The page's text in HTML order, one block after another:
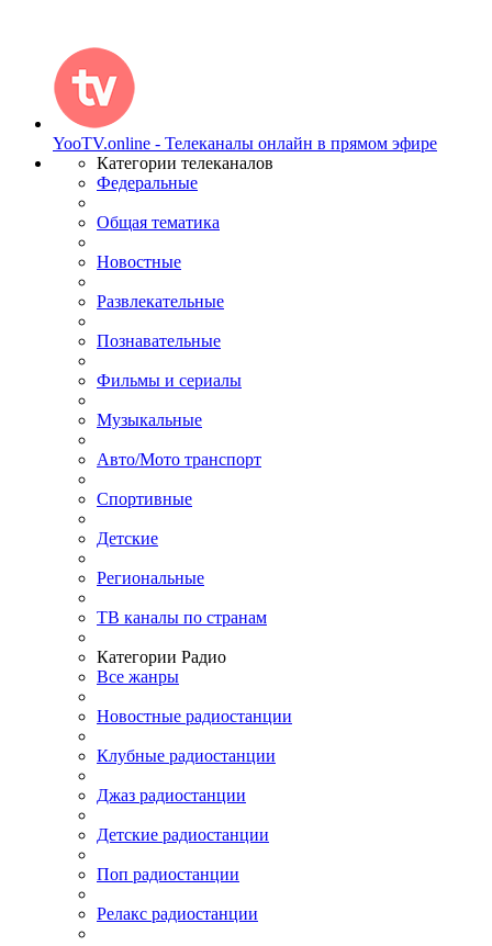
YooTV.online - Телеканалы онлайн в прямом эфире
Категории телеканалов
Федеральные
Общая тематика
Новостные
Развлекательные
Познавательные
Фильмы и сериалы
Музыкальные
Авто/Мото транспорт
Спортивные
Детские
Региональные
ТВ каналы по странам
Категории Радио
Все жанры
Новостные радиостанции
Клубные радиостанции
Джаз радиостанции
Детские радиостанции
Поп радиостанции
Релакс радиостанции